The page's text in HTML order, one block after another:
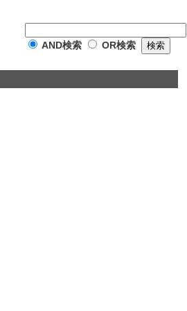
AND検索 OR検索